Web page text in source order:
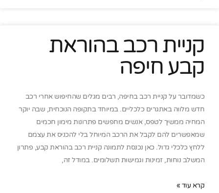
קניית רכב בהוראת
קבע חיפה
כשמדובר על קניית רכב בחיפה, רבים מגלים שהחיפוש אחרי רכב
חדש מלווה באתגרים כלכליים. במיוחד בתקופה הנוכחית, שבה יוקר
המחיה ממשיך לטפס, אנשים מחפשים פתרונות מימון חכמים
שמאפשרים להם לקבל את הרכב המיוחל בלי להכניס את עצמם
ללחץ כלכלי גדול. כאן נכנסת לתמונה קניית רכב בהוראת קבע, פתרון
המשלב נוחות, זמינות וגמישות תשלומים. במודל זה,
קרא עוד »